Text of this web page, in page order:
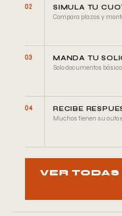
02
SIMULA TU
Compara plazos y
03
MANDA TU
Solo documentos
04
RECIBE
Muchos tienen su auto
VER